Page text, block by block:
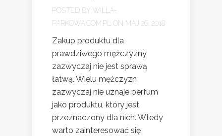
POSTED BY WILLA-
PARKOWA.COM.PL
ON MAJ 26, 2018
Zakup produktu dla
prawdziwego mężczyzny
zazwyczaj nie jest sprawą
łatwą. Wielu mężczyzn
zazwyczaj nie uznaje perfum
jako produktu, który jest
przeznaczony dla nich. Wtedy
warto zainteresować się